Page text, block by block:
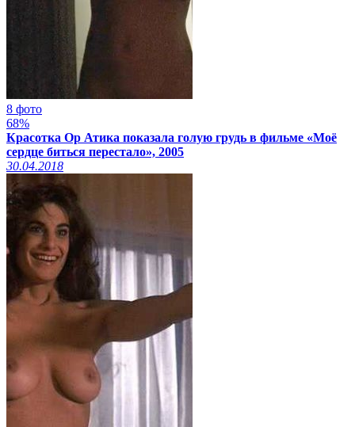
8 фото
68%
Красотка Ор Атика показала голую грудь в фильме «Моё
сердце биться перестало», 2005
30.04.2018